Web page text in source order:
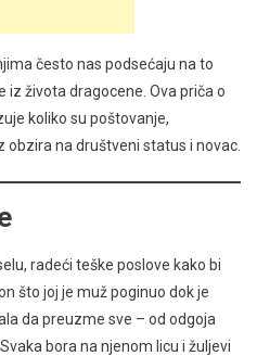
često nas podsećaju na to
iz života dragocene. Ova priča o
koliko su poštovanje,
na društveni status i novac.
radeći teške poslove kako bi
što joj je muž poginuo dok je
da preuzme sve – od odgoja
bora na njenom licu i žuljevi